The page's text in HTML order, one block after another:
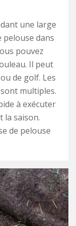
une large
dans
pouvez
Il peut
de golf. Les
multiples.
à exécuter
la saison.
de pelouse